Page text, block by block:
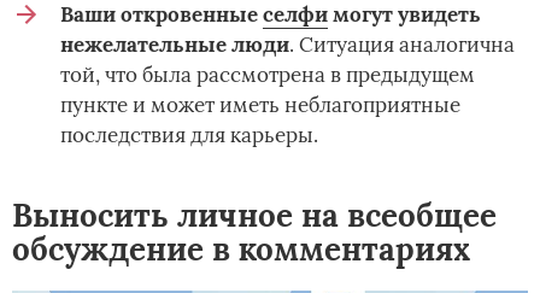
Ваши откровенныеселфимогут увидеть
нежелательные люди. Ситуация аналогична
той, что была рассмотрена в предыдущем
пункте и может иметь неблагоприятные
последствия для карьеры.
Выносить личное на всеобщее
обсуждение в комментариях